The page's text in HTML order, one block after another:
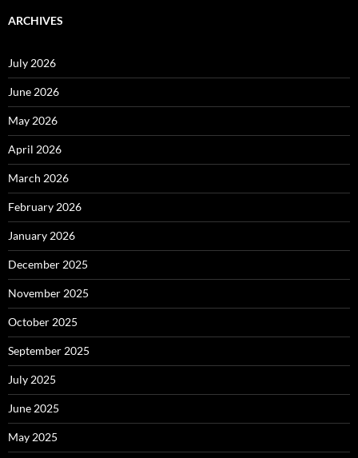
ARCHIVES
July 2026
June 2026
May 2026
April 2026
March 2026
February 2026
January 2026
December 2025
November 2025
October 2025
September 2025
July 2025
June 2025
May 2025